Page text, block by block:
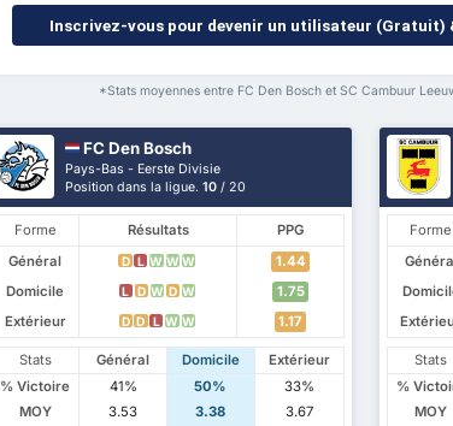
Inscrivez-vous pour devenir un utilisateur (Gratuit)
*Stats moyennes entre FC Den Bosch et SC Cambuur
FC Den Bosch
Pays-Bas - Eerste Divisie
Position dans la ligue.10 / 20
Forme Résultats
PPG
Général
D L W W W
1.44
Domicile
L D W D W
1.75
Extérieur
D D L W W 1.17
Stats Général Domicile
Extérieur
% Victoire
41% 50%
33%
MOY
3.53 3.38
3.67
Forme
Stats
%
MOY